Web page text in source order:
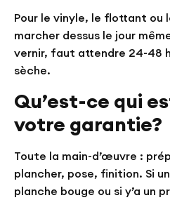
Pour le vinyle, le flottant ou
marcher dessus le jour
vernir, faut attendre 24-48
sèche.
Qu’est-ce qui
votre garantie?
Toute la main-d’œuvre :
plancher, pose, finition. Si
planche bouge ou si y’a un